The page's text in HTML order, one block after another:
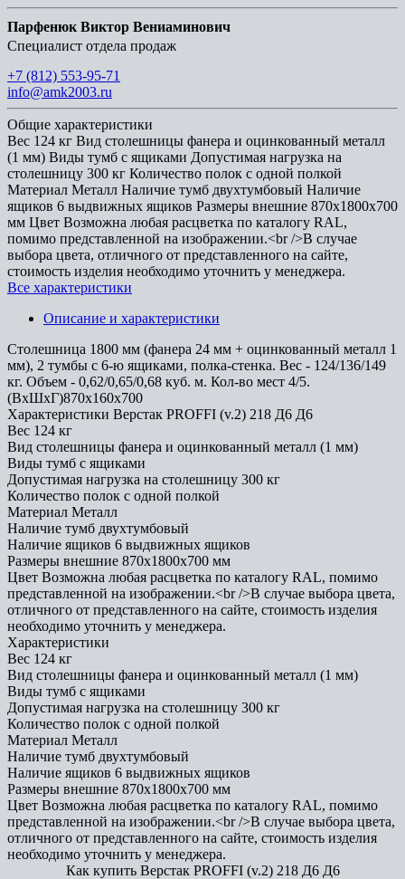
Парфенюк Виктор Вениаминович
Специалист отдела продаж
+7 (812) 553-95-71
info@amk2003.ru
Общие характеристики
Вес 124 кг Вид столешницы фанера и оцинкованный металл
(1 мм) Виды тумб с ящиками Допустимая нагрузка на
столешницу 300 кг Количество полок с одной полкой
Материал Металл Наличие тумб двухтумбовый Наличие
ящиков 6 выдвижных ящиков Размеры внешние 870x1800x700
мм Цвет Возможна любая расцветка по каталогу RAL,
помимо представленной на изображении.<br />В случае
выбора цвета, отличного от представленного на сайте,
стоимость изделия необходимо уточнить у менеджера.
Все характеристики
Описание и характеристики
Cтолешница 1800 мм (фанера 24 мм + оцинкованный металл 1
мм), 2 тумбы с 6-ю ящиками, полка-стенка. Вес - 124/136/149
кг. Объем - 0,62/0,65/0,68 куб. м. Кол-во мест 4/5.
(ВхШхГ)870х160х700
Характеристики Верстак PROFFI (v.2) 218 Д6 Д6
Вес 124 кг
Вид столешницы фанера и оцинкованный металл (1 мм)
Виды тумб с ящиками
Допустимая нагрузка на столешницу 300 кг
Количество полок с одной полкой
Материал Металл
Наличие тумб двухтумбовый
Наличие ящиков 6 выдвижных ящиков
Размеры внешние 870x1800x700 мм
Цвет Возможна любая расцветка по каталогу RAL, помимо
представленной на изображении.<br />В случае выбора цвета,
отличного от представленного на сайте, стоимость изделия
необходимо уточнить у менеджера.
Характеристики
Вес 124 кг
Вид столешницы фанера и оцинкованный металл (1 мм)
Виды тумб с ящиками
Допустимая нагрузка на столешницу 300 кг
Количество полок с одной полкой
Материал Металл
Наличие тумб двухтумбовый
Наличие ящиков 6 выдвижных ящиков
Размеры внешние 870x1800x700 мм
Цвет Возможна любая расцветка по каталогу RAL, помимо
представленной на изображении.<br />В случае выбора цвета,
отличного от представленного на сайте, стоимость изделия
необходимо уточнить у менеджера.
Как купить Верстак PROFFI (v.2) 218 Д6 Д6